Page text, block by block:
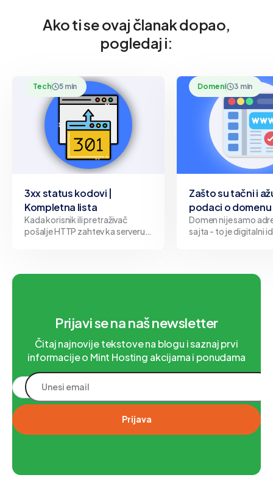
Ako ti se ovaj članak dopao,
pogledaj i:
Tech 5 min
3xx status kodovi |
Kompletna lista
Kada korisnik ili pretraživač
pošalje HTTP zahtev ka serveru,
kategorije 3xx predstavljaju
Domeni 3 min
Zašto su tačni i
podaci o domenu
Domen nije samo
sajta - to je digitalni
jasno definisanim
Prijavi se na naš newsletter
Čitaj najnovije tekstove na blogu i saznaj prvi
informacije o Mint Hosting akcijama i ponudama
Prijava